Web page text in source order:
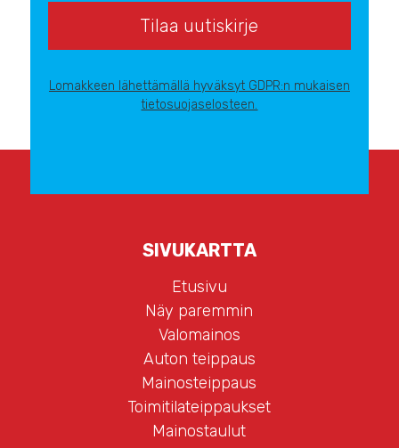
Lomakkeen lähettämällä hyväksyt GDPR:n mukaisen
tietosuojaselosteen.
SIVUKARTTA
Etusivu
Näy paremmin
Valomainos
Auton teippaus
Mainosteippaus
Toimitilateippaukset
Mainostaulut